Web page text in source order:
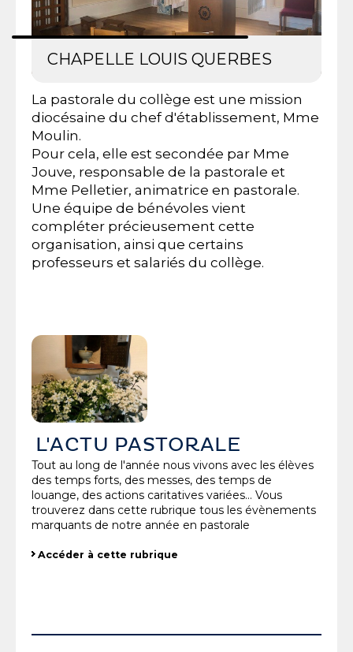
CHAPELLE LOUIS QUERBES
La pastorale du collège est une mission
diocésaine du chef d'établissement, Mme
Moulin.
Pour cela, elle est secondée par Mme
Jouve, responsable de la pastorale et
Mme Pelletier, animatrice en pastorale.
Une équipe de bénévoles vient
compléter précieusement cette
organisation, ainsi que certains
professeurs et salariés du collège.
L'ACTU PASTORALE
Tout au long de l'année nous vivons avec les élèves
des temps forts, des messes, des temps de
louange, des actions caritatives variées... Vous
trouverez dans cette rubrique tous les évènements
marquants de notre année en pastorale
Accéder à cette rubrique